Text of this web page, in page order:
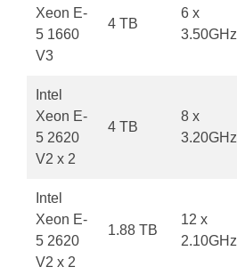
Xeon E-
5 1660
V3
4 TB
6 x
3.50GHz
Intel
Xeon E-
5 2620
V2 x 2
4 TB
8 x
3.20GHz
Intel
Xeon E-
5 2620
V2 x 2
1.88 TB
12 x
2.10GHz